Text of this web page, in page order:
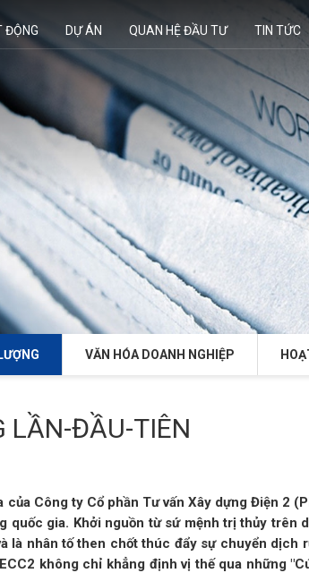
ĐỘNG DỰ ÁN QUAN HỆ ĐẦU TƯ TIN TỨC
VĂN HÓA DOANH NGHIỆP
LẦN-ĐẦU-TIÊN
Công ty Cổ phần Tư vấn Xây dựng Điện 2
quốc gia. Khởi nguồn từ sứ mệnh trị thủy trên
là nhân tố then chốt thúc đẩy sự chuyển dịch
không chỉ khẳng định vị thế qua những